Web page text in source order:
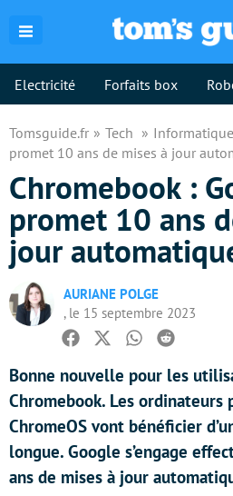
Electricité Forfaits box
Tomsguide.fr Tech Informatique
promet 10 ans de mises à jour
Chromebook :
promet 10 ans
jour
AURIANE POLGE
, le 15 septembre 2023
Facebook
TwitterWhatsapp
Reddit
Bonne nouvelle pour les
Chromebook. Les ordinateurs
ChromeOS vont bénéficier
longue. Google s’engage
ans de mises à jour